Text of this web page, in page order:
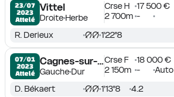
23/07
2023
Attelé
Vittel
DroiteHerbe
Crse H
17 500 €
2 700m -
R. Derieux 1'22''8
07/01
2023
Attelé
Cagnes-sur-Mer
GaucheDur
Crse F
18 000 €
2 150m - Auto
D. Békaert 1'13''8 4.2